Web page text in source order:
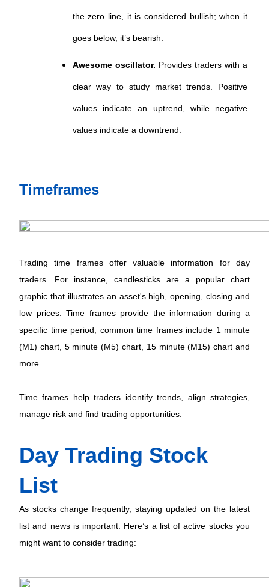
the zero line, it is considered bullish; when it
goes below, it’s bearish.
Awesome oscillator. Provides traders with a
clear way to study market trends. Positive
values indicate an uptrend, while negative
values indicate a downtrend.
Timeframes
Trading time frames offer valuable information for day
traders. For instance, candlesticks are a popular chart
graphic that illustrates an asset's high, opening, closing and
low prices. Time frames provide the information during a
specific time period, common time frames include 1 minute
(M1) chart, 5 minute (M5) chart, 15 minute (M15) chart and
more.
Time frames help traders identify trends, align strategies,
manage risk and find trading opportunities.
Day Trading Stock
List
As stocks change frequently, staying updated on the latest
list and news is important. Here’s a list of active stocks you
might want to consider trading: